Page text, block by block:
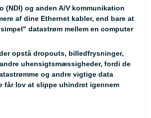
(NDI) og anden A/V kommunikation
af dine Ethernet kabler, end bare at
datastrøm mellem en computer
opstå dropouts, billedfrysninger,
uhensigtsmæssigheder, fordi de
og andre vigtige data
får lov at slippe uhindret igennem